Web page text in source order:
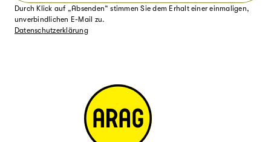
Durch Klick auf „Absenden“ stimmen Sie dem Erhalt einer einmaligen,
unverbindlichen E-Mail zu.
Datenschutzerklärung